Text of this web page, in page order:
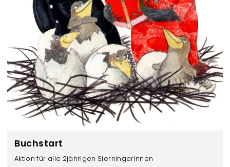
Buchstart
Aktion für alle 2jährigen SierningerInnen